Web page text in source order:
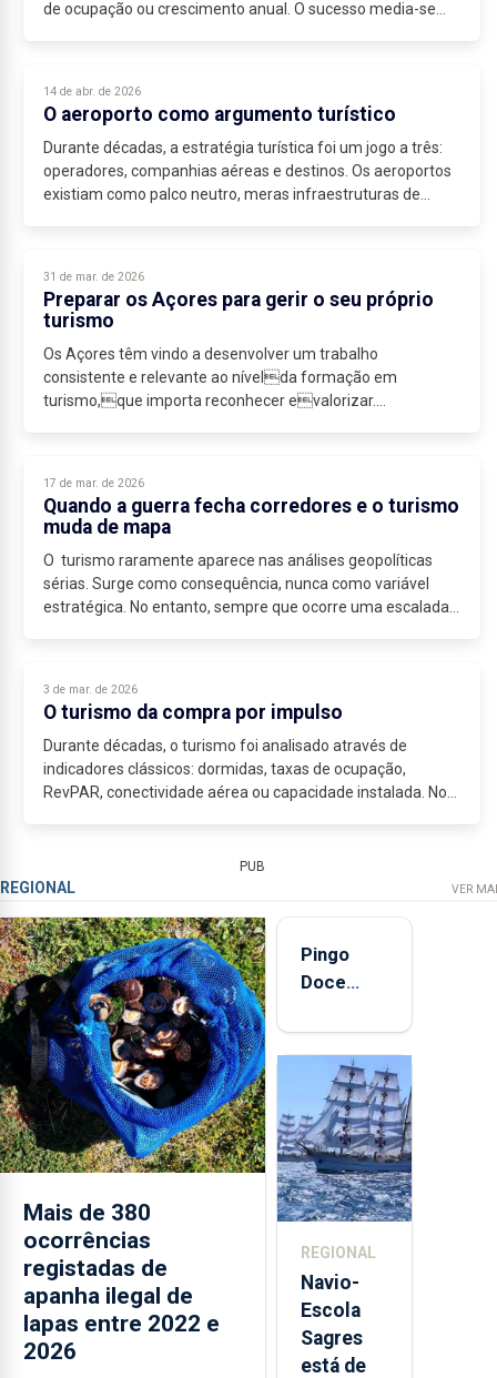
de ocupação ou crescimento anual. O sucesso media-se
14 de abr. de 2026
O aeroporto como argumento turístico
Durante décadas, a estratégia turística foi um jogo a três:
operadores, companhias aéreas e destinos. Os aeroportos
existiam como palco neutro, meras infraestruturas de
31 de mar. de 2026
Preparar os Açores para gerir o seu próprio
turismo
Os Açores têm vindo a desenvolver um trabalho
consistente e relevante ao nívelda formação em
turismo,que importa reconhecer evalorizar....
17 de mar. de 2026
Quando a guerra fecha corredores e o turismo
muda de mapa
O turismo raramente aparece nas análises geopolíticas
sérias. Surge como consequência, nunca como variável
estratégica. No entanto, sempre que ocorre uma escalada
3 de mar. de 2026
O turismo da compra por impulso
Durante décadas, o turismo foi analisado através de
indicadores clássicos: dormidas, taxas de ocupação,
RevPAR, conectividade aérea ou capacidade instalada. No
PUB
REGIONAL VER
Mais de 380
ocorrências
registadas de
apanha ilegal de
lapas entre 2022 e
2026
Pingo
Doce
quinta-
feira nova
loja em
São
Sebastião
e cria 30
postos de
REGIONAL
Navio-
Escola
Sagres
está de